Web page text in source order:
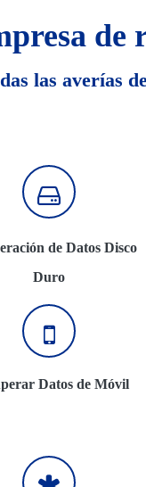
de
las averías
de Datos Disco
Duro
Datos de Móvil